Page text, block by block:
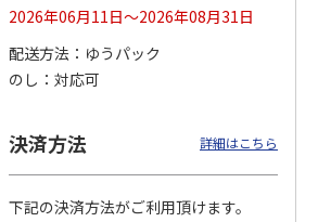
4.8
（4）
2,380円
(送料・税込)
2026年06月11日～2026年08月31日
配送方法
ゆうパック
のし
対応可
決済方法 詳細はこちら
下記の決済方法がご利用頂けます。